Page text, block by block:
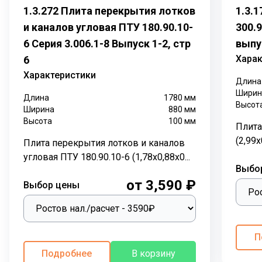
элементов. Лотки кабельные прокладывают как
снаружи здания, так и внутри.
П-образная форма железобетонных лотков
позволяет обеспечить надежную защиту
трубопровода с трех сторон от внешних
воздействий. Герметичность канала и полная изоляция
проложенных внутри коммуникаций обеспечивают
плиты перекрытия лотков.
Лотки каналов
перекрывают
одинакового размера по высоте и длине.
Бетонные каналы из лотковых элементов выполняют
важную функцию при
прокладывании трубопроводов в различных грунтах с
наличием грунтовых вод. Трубы, кабели каналов,
различные коммуникации надежно защищены в
По серии 3.006.1-8 выпускаются плиты перекрытия
1.3.272 Плита перекрытия лотков
и каналов угловая ПТУ 180.90.10-
6 Серия 3.006.1-8 Выпуск 1-2, стр
6
Характеристики
Длина 1780мм
Ширина
880мм
Высота
100мм
Плита перекрытия лотков и каналов
угловая ПТУ 180.90.10-6 (1,78х0,88х0...
Выбор цены от 3,590 ₽
Подробнее В корзину
Длина